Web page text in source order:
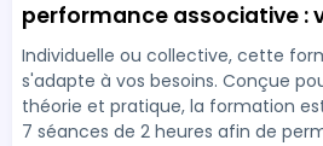
performance associative :
transition numérique
Individuelle ou collective, cette
s'adapte à vos besoins. Conçue
théorie et pratique, la formation
7 séances de 2 heures afin de